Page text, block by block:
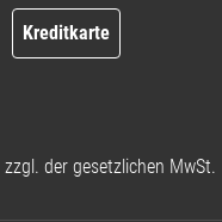
Kreditkarte
der gesetzlichen MwSt.